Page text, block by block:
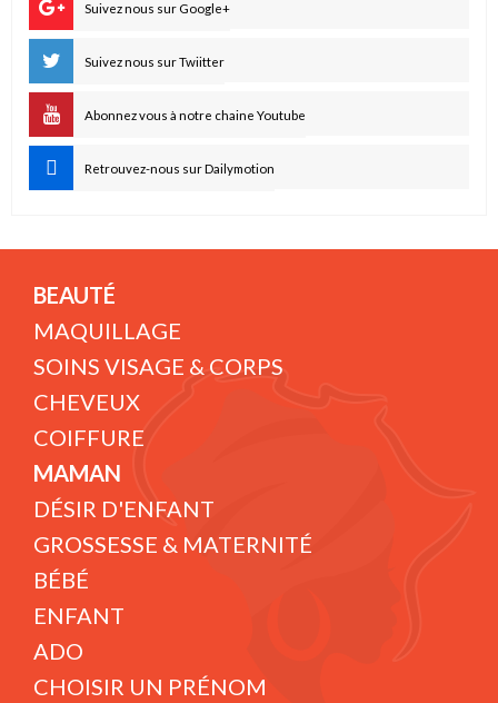
Suivez nous sur Google+
Suivez nous sur Twiitter
Abonnez vous à notre chaine Youtube
Retrouvez-nous sur Dailymotion
BEAUTÉ
MAQUILLAGE
SOINS VISAGE & CORPS
CHEVEUX
COIFFURE
MAMAN
DÉSIR D'ENFANT
GROSSESSE & MATERNITÉ
BÉBÉ
ENFANT
ADO
CHOISIR UN PRÉNOM